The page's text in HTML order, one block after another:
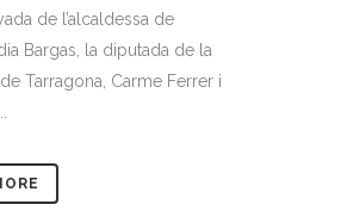
de l’alcaldessa de
Bargas, la diputada de la
Tarragona, Carme Ferrer i